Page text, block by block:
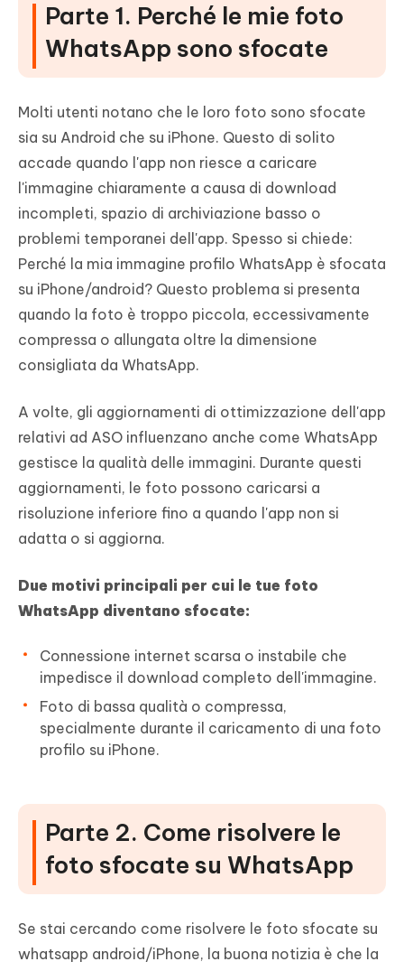
Parte 1. Perché le mie foto
WhatsApp sono sfocate
Molti utenti notano che le loro foto sono sfocate
sia su Android che su iPhone. Questo di solito
accade quando l'app non riesce a caricare
l'immagine chiaramente a causa di download
incompleti, spazio di archiviazione basso o
problemi temporanei dell'app. Spesso si chiede:
Perché la mia immagine profilo WhatsApp è sfocata
su iPhone/android? Questo problema si presenta
quando la foto è troppo piccola, eccessivamente
compressa o allungata oltre la dimensione
consigliata da WhatsApp.
A volte, gli aggiornamenti di ottimizzazione dell'app
relativi ad ASO influenzano anche come WhatsApp
gestisce la qualità delle immagini. Durante questi
aggiornamenti, le foto possono caricarsi a
risoluzione inferiore fino a quando l'app non si
adatta o si aggiorna.
Due motivi principali per cui le tue foto
WhatsApp diventano sfocate:
Connessione internet scarsa o instabile che
impedisce il download completo dell'immagine.
Foto di bassa qualità o compressa,
specialmente durante il caricamento di una foto
profilo su iPhone.
Parte 2. Come risolvere le
foto sfocate su WhatsApp
Se stai cercando come risolvere le foto sfocate su
whatsapp android/iPhone, la buona notizia è che la